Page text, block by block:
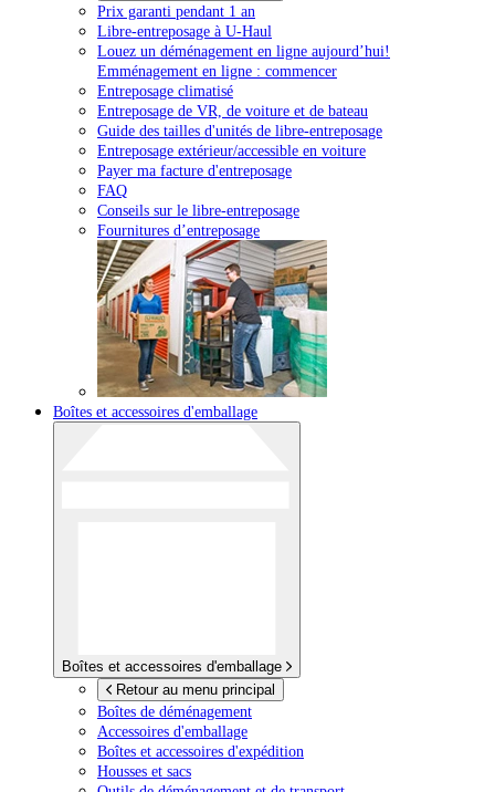
Prix garanti pendant 1 an
Libre-entreposage à U-Haul
Louez un déménagement en ligne aujourd’hui!
Emménagement en ligne : commencer
Entreposage climatisé
Entreposage de VR, de voiture et de bateau
Guide des tailles d'unités de libre-entreposage
Entreposage extérieur/accessible en voiture
Payer ma facture d'entreposage
FAQ
Conseils sur le libre-entreposage
Fournitures d’entreposage
Boîtes et accessoires d'emballage
Boîtes et accessoires d'emballage
Retour au menu principal
Boîtes de déménagement
Accessoires d'emballage
Boîtes et accessoires d'expédition
Housses et sacs